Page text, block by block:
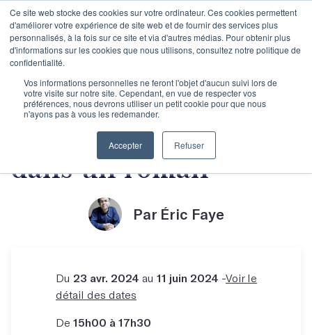
Ce site web stocke des cookies sur votre ordinateur. Ces cookies permettent
d'améliorer votre expérience de site web et de fournir des services plus
personnalisés, à la fois sur ce site et via d'autres médias. Pour obtenir plus
d'informations sur les cookies que nous utilisons, consultez notre politique de
confidentialité.
Vos informations personnelles ne feront l'objet d'aucun suivi lors de
votre visite sur notre site. Cependant, en vue de respecter vos
préférences, nous devrons utiliser un petit cookie pour que nous
n'ayons pas à vous les redemander.
Accepter Refuser
Maîtriser la nouvelle
avant de se lancer
dans un roman
Par Éric Faye
Du 23 avr. 2024 au 11 juin 2024 -Voir le
détail des dates
De 15h00 à 17h30